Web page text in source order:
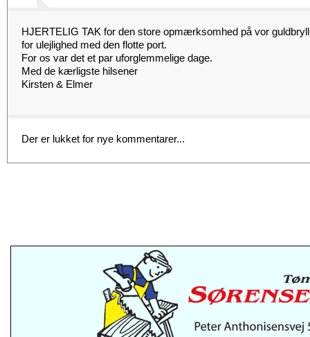
HJERTELIG TAK for den store opmærksomhed på vor
for ulejlighed med den flotte port.
For os var det et par uforglemmelige dage.
Med de kærligste hilsener
Kirsten & Elmer
Der er lukket for nye kommentarer...